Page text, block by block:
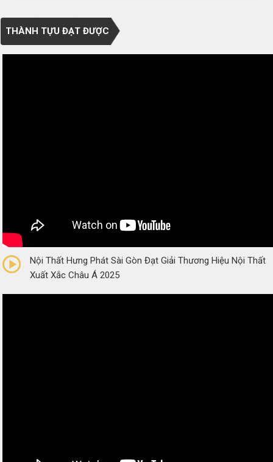
THÀNH TỰU ĐẠT ĐƯỢC
(0 Reviews)
Nội Thất Hưng Phát Sài Gòn Đạt Giải Thương Hiệu Nội Thất
Xuất Xắc Châu Á 2025